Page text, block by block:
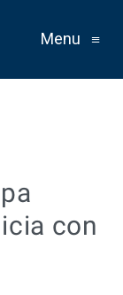
Menu ≡
con